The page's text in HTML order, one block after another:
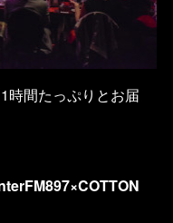
時間たっぷりとお届